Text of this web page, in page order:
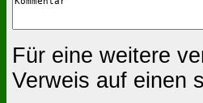
Für eine weitere
Verweis auf einen